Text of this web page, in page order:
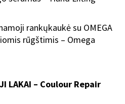
rankųkaukė su OMEGA
rūgštimis – Omega
LAKAI – Coulour Repair